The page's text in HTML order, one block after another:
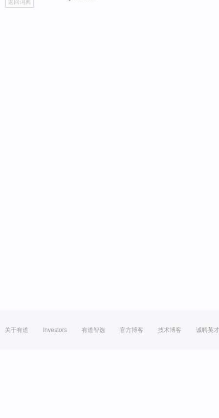
top
返回词典
关于有道 Investors 有道智选 官方博客 技术博客 诚聘英才